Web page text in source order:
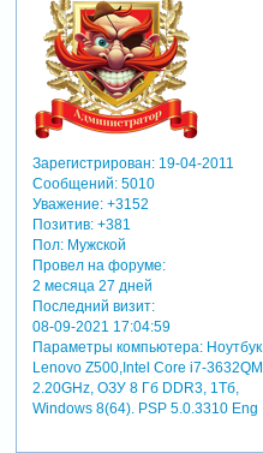
Зарегистрирован: 19-04-2011
Сообщений:5010
Уважение: +3152
Позитив: +381
Пол:Мужской
Провел на форуме:
2 месяца 27 дней
Последний визит:
08-09-2021 17:04:59
Параметры компьютера:Ноутбук
Lenovo Z500,Intel Core i7-3632QM
2.20GHz, ОЗУ 8 Гб DDR3, 1Тб,
Windows 8(64). PSP 5.0.3310 Eng